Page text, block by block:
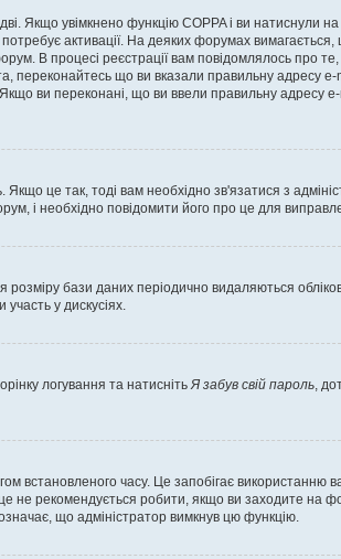
Якщо увімкнено функцію COPPA і ви натиснули на
активації. На деяких форумах вимагається,
В процесі реєстрації вам повідомлялось про
переконайтесь що ви вказали правильну адресу
ви переконані, що ви ввели правильну адресу
це так, тоді вам необхідно зв'язатися з
і необхідно повідомити його про це для
бази даних періодично видаляються
у дискусіях.
логування та натисніть Я забув свій пароль ,
встановленого часу. Це запобігає використанню
не рекомендується робити, якщо ви заходите на
що адміністратор вимкнув цю функцію.